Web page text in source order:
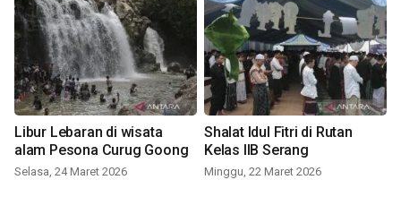
Libur Lebaran di wisata
alam Pesona Curug Goong
Selasa, 24 Maret 2026
Shalat Idul Fitri di Rutan
Kelas IIB Serang
Minggu, 22 Maret 2026